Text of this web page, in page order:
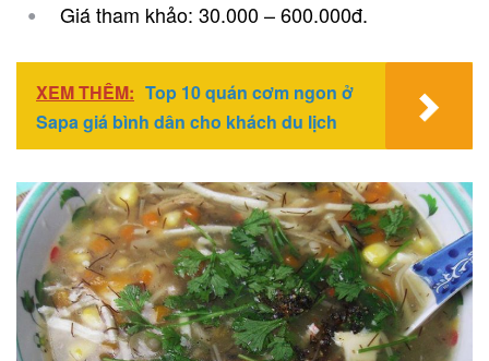
Giá tham khảo: 30.000 – 600.000đ.
XEM THÊM: Top 10 quán cơm ngon ở
Sapa giá bình dân cho khách du lịch